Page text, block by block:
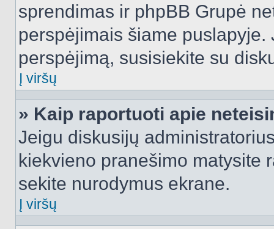
sprendimas ir phpBB Grupė
perspėjimais šiame
perspėjimą, susisiekite su
Į viršų
» Kaip raportuoti apie
Jeigu diskusijų
kiekvieno pranešimo matysite
sekite nurodymus ekrane.
Į viršų